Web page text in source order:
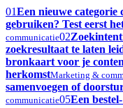
01Een nieuwe categorie
gebruiken? Test eerst
communicatie02
zoekresultaat te laten
bronkaart voor je
herkomstMarketing &
samenvoegen of
communicatie05Een